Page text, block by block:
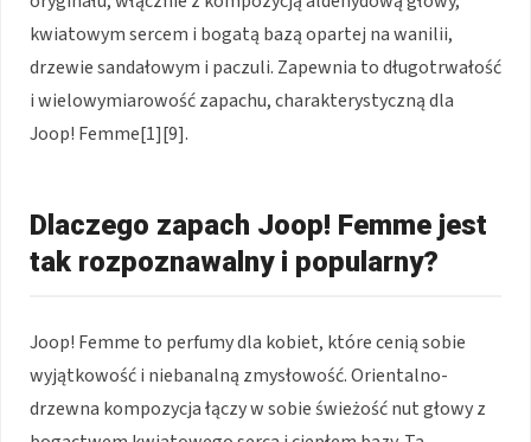
kwiatowym sercem i bogatą bazą opartej na wanilii,
drzewie sandałowym i paczuli. Zapewnia to długotrwałość
i wielowymiarowość zapachu, charakterystyczną dla
Joop! Femme[1][9].
Dlaczego zapach Joop! Femme jest
tak rozpoznawalny i popularny?
Joop! Femme to perfumy dla kobiet, które cenią sobie
wyjątkowość i niebanalną zmysłowość. Orientalno-
drzewna kompozycja łączy w sobie świeżość nut głowy z